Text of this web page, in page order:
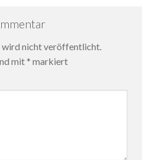
nicht veröffentlicht.
mit * markiert